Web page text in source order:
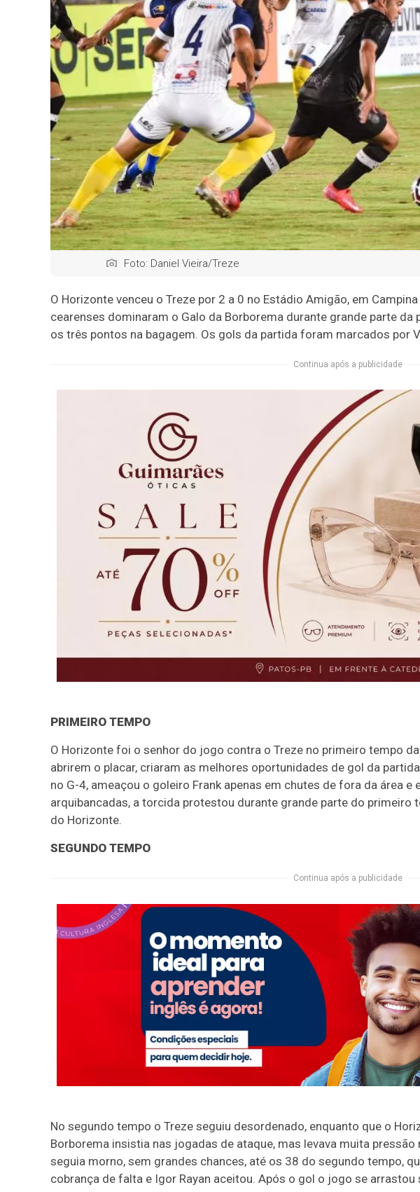
Foto: Daniel Vieira/Treze
O Horizonte venceu o Treze por 2 a 0 no Estádio Amigão, em
cearenses dominaram o Galo da Borborema durante grande parte
os três pontos na bagagem. Os gols da partida foram marcados por
Continua após a publicidade
PRIMEIRO TEMPO
O Horizonte foi o senhor do jogo contra o Treze no primeiro tempo
abrirem o placar, criaram as melhores oportunidades de gol da
no G-4, ameaçou o goleiro Frank apenas em chutes de fora da área
arquibancadas, a torcida protestou durante grande parte do
do Horizonte.
SEGUNDO TEMPO
Continua após a publicidade
No segundo tempo o Treze seguiu desordenado, enquanto que o
Borborema insistia nas jogadas de ataque, mas levava muita
seguia morno, sem grandes chances, até os 38 do segundo tempo,
cobrança de falta e Igor Rayan aceitou. Após o gol o jogo se